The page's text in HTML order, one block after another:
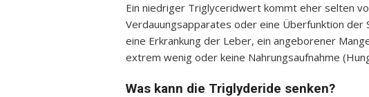
Ein niedriger Triglyceridwert kommt eher selten
Verdauungsapparates oder eine Überfunktion der
eine Erkrankung der Leber, ein angeborener
extrem wenig oder keine Nahrungsaufnahme
Was kann die Triglyderide senken?